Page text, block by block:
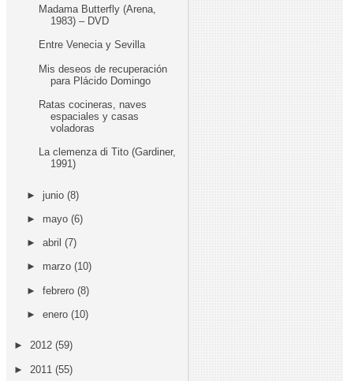
Madama Butterfly (Arena,
1983) – DVD
Entre Venecia y Sevilla
Mis deseos de recuperación
para Plácido Domingo
Ratas cocineras, naves
espaciales y casas
voladoras
La clemenza di Tito (Gardiner,
1991)
► junio (8)
► mayo (6)
► abril (7)
► marzo (10)
► febrero (8)
► enero (10)
► 2012 (59)
► 2011 (55)